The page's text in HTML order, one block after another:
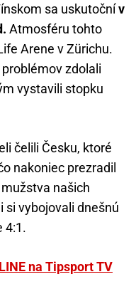
sa uskutočnív
Atmosféru tohto
Arene v Zürichu.
zdolali
vystavili stopku
čelili Česku, ktoré
nakoniec prezradil
našich
si vybojovali dnešnú
4:1.
na Tipsport TV